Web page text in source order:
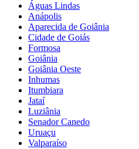
Águas Lindas
Anápolis
Aparecida de Goiânia
Cidade de Goiás
Formosa
Goiânia
Goiânia Oeste
Inhumas
Itumbiara
Jataí
Luziânia
Senador Canedo
Uruaçu
Valparaíso